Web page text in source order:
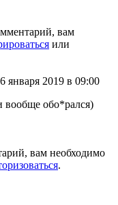
вам
или
января 2019 в 09:00
вообще обо*рался)
вам необходимо
.